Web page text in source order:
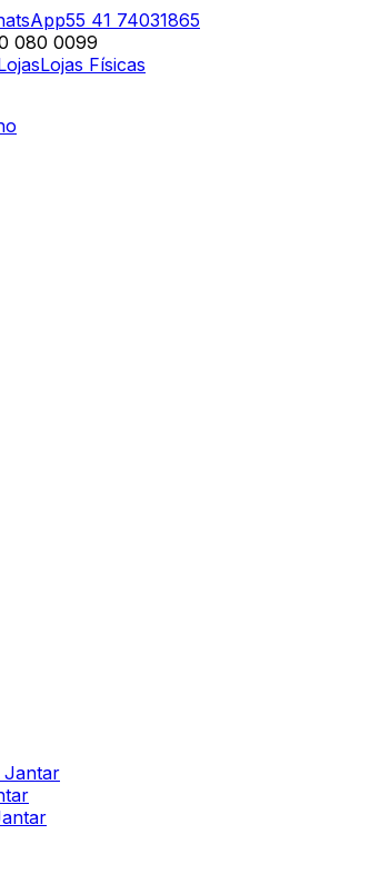
55 41 74031865
080 0099
Lojas Físicas
Jantar